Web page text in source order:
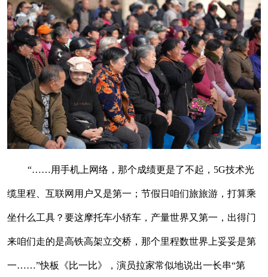
“……用手机上网络，那个成绩更是了不起，5G技术光
缆里程、互联网用户又是第一；节假日咱们旅旅游，打算乘
坐什么工具？要这摩托车小轿车，产量世界又第一，出得门
来咱们走的是高铁高架立交桥，那个里程数世界上妥妥是第
一……”快板《比一比》，演员拉家常似地说出一长串“第